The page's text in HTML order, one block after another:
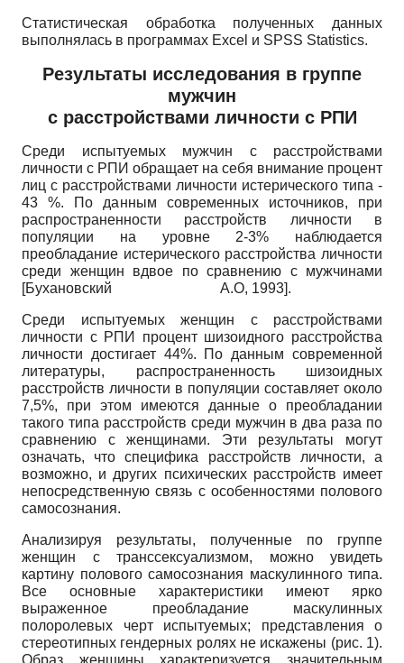
Статистическая обработка полученных данных
выполнялась в программах Excel и SPSS Statistics.
Результаты исследования в группе
мужчин
с расстройствами личности с РПИ
Среди испытуемых мужчин с расстройствами
личности с РПИ обращает на себя внимание процент
лиц с расстройствами личности истерического типа -
43 %. По данным современных источников, при
распространенности расстройств личности в
популяции на уровне 2-3% наблюдается
преобладание истерического расстройства личности
среди женщин вдвое по сравнению с мужчинами
[Бухановский А.О, 1993].
Среди испытуемых женщин с расстройствами
личности с РПИ процент шизоидного расстройства
личности достигает 44%. По данным современной
литературы, распространенность шизоидных
расстройств личности в популяции составляет около
7,5%, при этом имеются данные о преобладании
такого типа расстройств среди мужчин в два раза по
сравнению с женщинами. Эти результаты могут
означать, что специфика расстройств личности, а
возможно, и других психических расстройств имеет
непосредственную связь с особенностями полового
самосознания.
Анализируя результаты, полученные по группе
женщин с транссексуализмом, можно увидеть
картину полового самосознания маскулинного типа.
Все основные характеристики имеют ярко
выраженное преобладание маскулинных
полоролевых черт испытуемых; представления о
стереотипных гендерных ролях не искажены (рис. 1).
Образ женщины характеризуется значительным